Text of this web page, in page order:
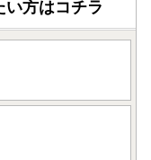
方はコチラ